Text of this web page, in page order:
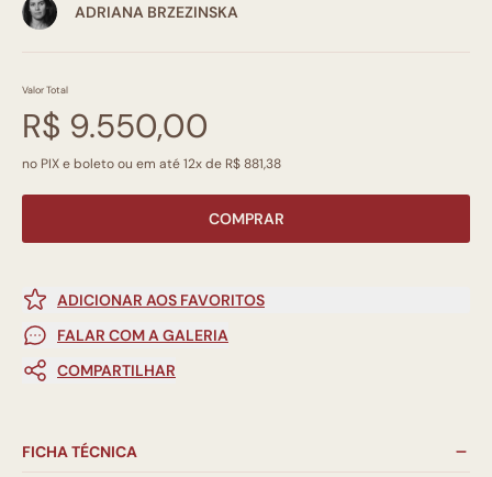
ADRIANA BRZEZINSKA
Valor Total
R$ 9.550,00
no PIX e boleto ou em até 12x de R$ 881,38
COMPRAR
ADICIONAR AOS FAVORITOS
FALAR COM A GALERIA
COMPARTILHAR
FICHA TÉCNICA